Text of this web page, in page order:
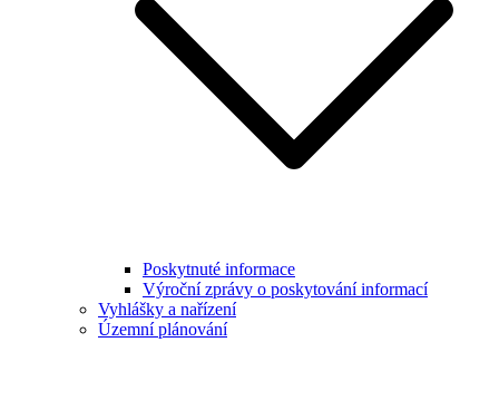
Poskytnuté informace
Výroční zprávy o poskytování informací
Vyhlášky a nařízení
Územní plánování